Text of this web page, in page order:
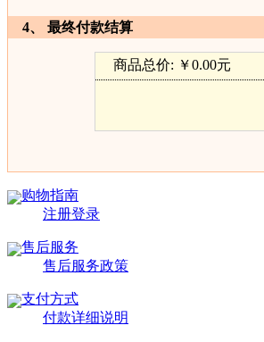
4、 最终付款结算
商品总价: ￥0.00元
购物指南
注册登录
售后服务
售后服务政策
支付方式
付款详细说明